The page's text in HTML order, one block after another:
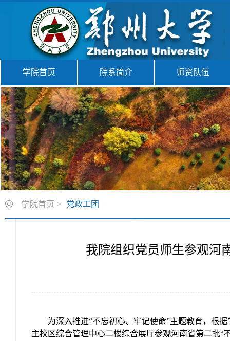
学院首页 院系简介 师资队伍
学院首页 > 党政工团
我院组织党员师生参观河
为深入推进“不忘初心、牢记使命”主题教育，根
主校区综合管理中心二楼综合展厅参观河南省第二批“